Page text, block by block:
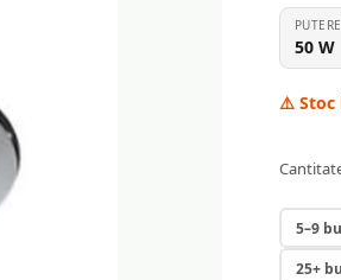
50 W
⚠️
5–9
25+